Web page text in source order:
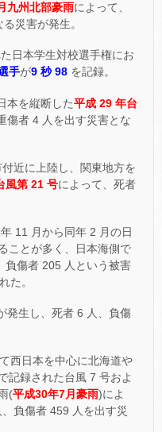
九州北部豪雨によって、
災害が発生。
日本学生対校選手権にお
手が9 秒 98 を記録。
本を縦断した平成 29 年台
傷者 4 人を出す災害とな
近に上陸し、関東地方を
風第 21 号によって、死者
11 月から同年 2 月の日
ことが多く、日本海側で
負傷者 205 人という被害
た。
発生し、死者 6 人、負傷
西日本を中心に北海道や
記録された台風 7 号およ
(平成30年7月豪雨)によ
負傷者 459 人を出す災